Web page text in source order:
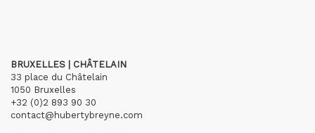
BRUXELLES | CHÂTELAIN
33 place du Châtelain
1050 Bruxelles
+32 (0)2 893 90 30
contact@hubertybreyne.com